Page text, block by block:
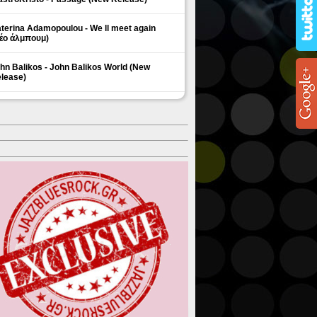
Adamopoulou - We ll meet again
άλμπουμ)
Balikos - John Balikos World (New